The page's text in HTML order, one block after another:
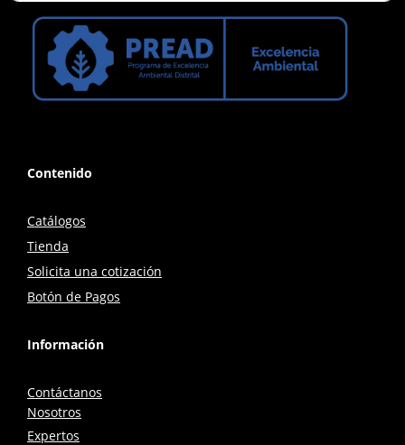
Contenido
Catálogos
Tienda
Solicita una cotización
Botón de Pagos
Información
Contáctanos
Nosotros
Expertos